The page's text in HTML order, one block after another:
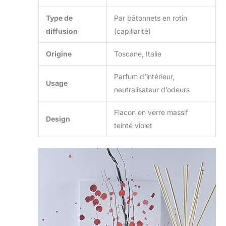
Type de
diffusion
Par bâtonnets en rotin
(capillarité)
Origine Toscane, Italie
Usage
Parfum d’intérieur,
neutralisateur d’odeurs
Design
Flacon en verre massif
teinté violet